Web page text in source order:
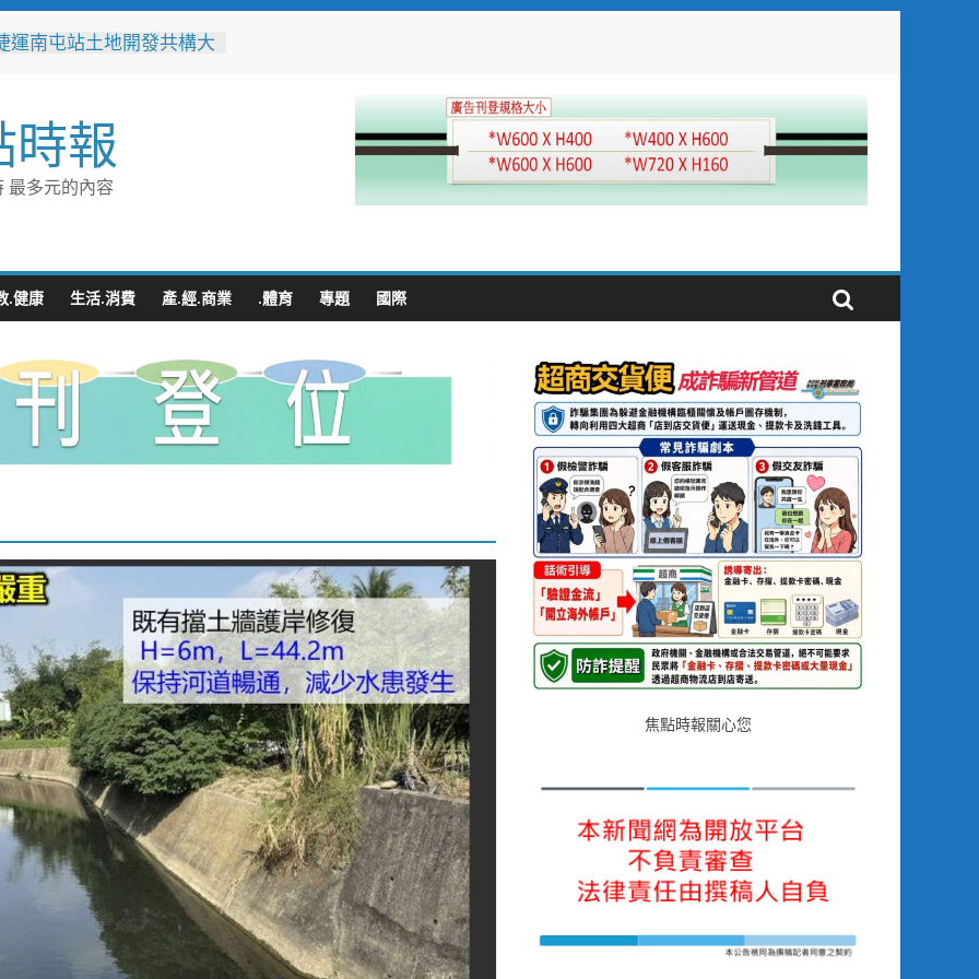
運南屯站土地開發共構大
父親節」暖心祝福
助的暖心守護 湖內警消
門化解獨居翁的危機
親節！《台中通
萬」助熊本震災重建
時報
最多元的內容
.健康 生活.消費 產.經.商業 .體育 專題 國際
焦點時報關心您